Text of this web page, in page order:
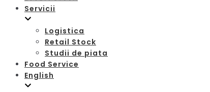
Servicii
Logistica
Retail Stock
Studii de piata
Food Service
English